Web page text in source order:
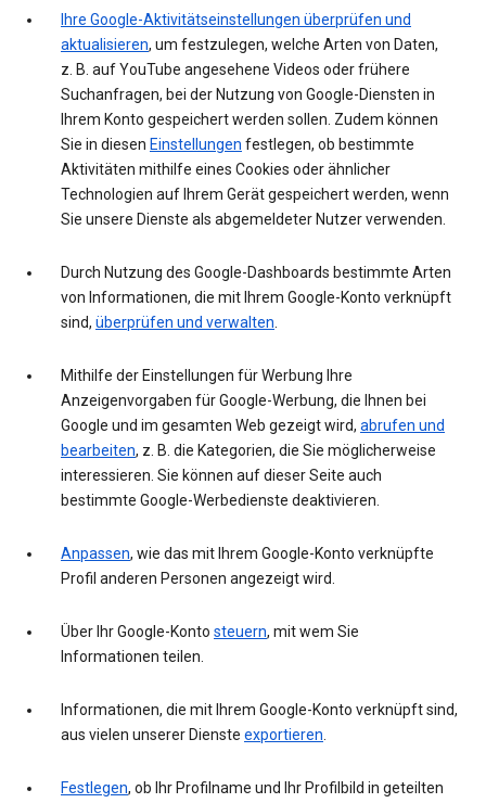
Ihre Google-Aktivitätseinstellungen überprüfen und
aktualisieren, um festzulegen, welche Arten von Daten,
z. B. auf YouTube angesehene Videos oder frühere
Suchanfragen, bei der Nutzung von Google-Diensten in
Ihrem Konto gespeichert werden sollen. Zudem können
Sie in diesen Einstellungen festlegen, ob bestimmte
Aktivitäten mithilfe eines Cookies oder ähnlicher
Technologien auf Ihrem Gerät gespeichert werden, wenn
Sie unsere Dienste als abgemeldeter Nutzer verwenden.
Durch Nutzung des Google-Dashboards bestimmte Arten
von Informationen, die mit Ihrem Google-Konto verknüpft
sind, überprüfen und verwalten.
Mithilfe der Einstellungen für Werbung Ihre
Anzeigenvorgaben für Google-Werbung, die Ihnen bei
Google und im gesamten Web gezeigt wird, abrufen und
bearbeiten, z. B. die Kategorien, die Sie möglicherweise
interessieren. Sie können auf dieser Seite auch
bestimmte Google-Werbedienste deaktivieren.
Anpassen, wie das mit Ihrem Google-Konto verknüpfte
Profil anderen Personen angezeigt wird.
Über Ihr Google-Konto steuern, mit wem Sie
Informationen teilen.
Informationen, die mit Ihrem Google-Konto verknüpft sind,
aus vielen unserer Dienste exportieren.
Festlegen, ob Ihr Profilname und Ihr Profilbild in geteilten